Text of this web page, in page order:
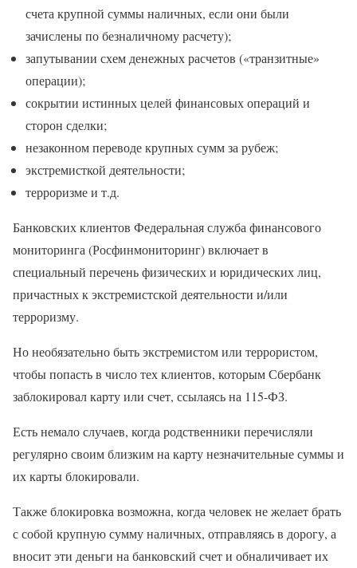
счета крупной суммы наличных, если они были
зачислены по безналичному расчету);
запутывании схем денежных расчетов («транзитные»
операции);
сокрытии истинных целей финансовых операций и
сторон сделки;
незаконном переводе крупных сумм за рубеж;
экстремисткой деятельности;
терроризме и т.д.
Банковских клиентов Федеральная служба финансового
мониторинга (Росфинмониторинг) включает в
специальный перечень физических и юридических лиц,
причастных к экстремистской деятельности и/или
терроризму.
Но необязательно быть экстремистом или террористом,
чтобы попасть в число тех клиентов, которым Сбербанк
заблокировал карту или счет, ссылаясь на 115-ФЗ.
Есть немало случаев, когда родственники перечисляли
регулярно своим близким на карту незначительные суммы и
их карты блокировали.
Также блокировка возможна, когда человек не желает брать
с собой крупную сумму наличных, отправляясь в дорогу, а
вносит эти деньги на банковский счет и обналичивает их